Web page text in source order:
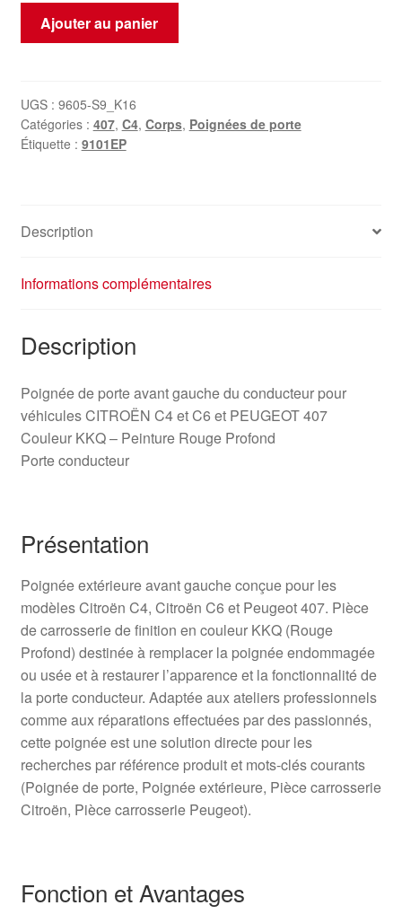
quantité
porte
conducteur
Citroën
Ajouter au panier
UGS : 9605-S9_K16
Catégories : 407, C4, Corps, Poignées de porte
Étiquette : 9101EP
Description
Informations complémentaires
Description
Poignée de porte avant gauche du conducteur pour
véhicules CITROËN C4 et C6 et PEUGEOT 407
Couleur KKQ – Peinture Rouge Profond
Porte conducteur
Présentation
Poignée extérieure avant gauche conçue pour les
modèles Citroën C4, Citroën C6 et Peugeot 407. Pièce
de carrosserie de finition en couleur KKQ (Rouge
Profond) destinée à remplacer la poignée endommagée
ou usée et à restaurer l’apparence et la fonctionnalité de
la porte conducteur. Adaptée aux ateliers professionnels
comme aux réparations effectuées par des passionnés,
cette poignée est une solution directe pour les
recherches par référence produit et mots-clés courants
(Poignée de porte, Poignée extérieure, Pièce carrosserie
Citroën, Pièce carrosserie Peugeot).
Fonction et Avantages